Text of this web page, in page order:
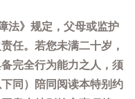
法》规定，父母或监护
任。若您未满二十岁，
完全行为能力之人，须
同）陪同阅读本特别约